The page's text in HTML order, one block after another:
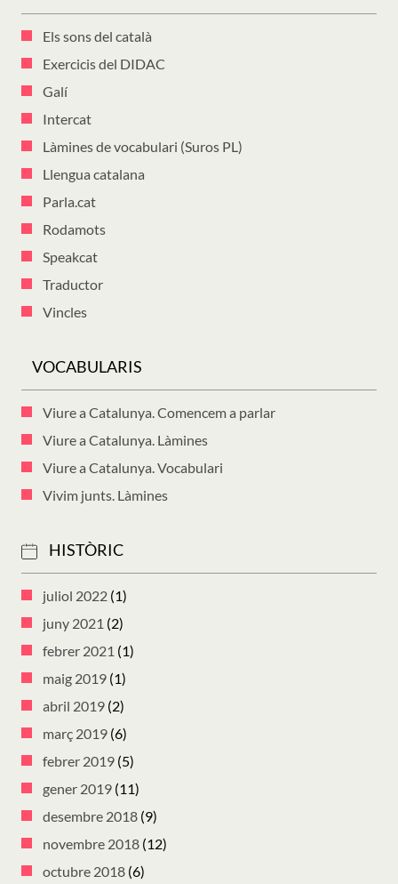
Els sons del català
Exercicis del DIDAC
Galí
Intercat
Làmines de vocabulari (Suros PL)
Llengua catalana
Parla.cat
Rodamots
Speakcat
Traductor
Vincles
VOCABULARIS
Viure a Catalunya. Comencem a parlar
Viure a Catalunya. Làmines
Viure a Catalunya. Vocabulari
Vivim junts. Làmines
HISTÒRIC
juliol 2022 (1)
juny 2021 (2)
febrer 2021 (1)
maig 2019 (1)
abril 2019 (2)
març 2019 (6)
febrer 2019 (5)
gener 2019 (11)
desembre 2018 (9)
novembre 2018 (12)
octubre 2018 (6)